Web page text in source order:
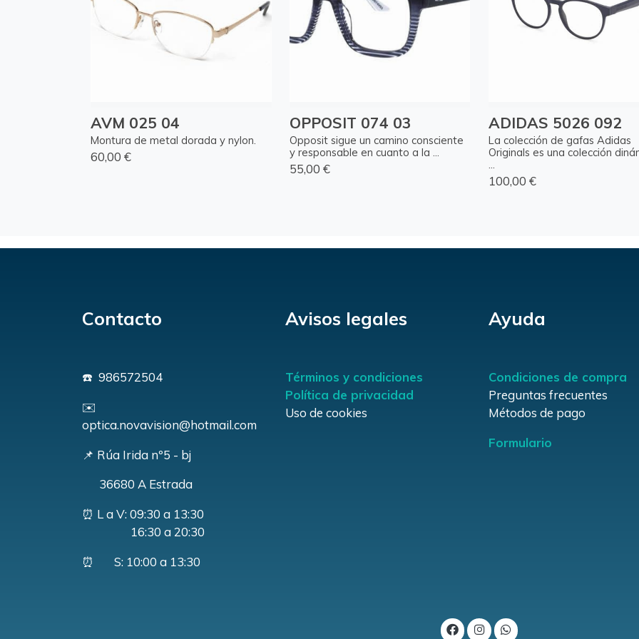
AVM 025 04
Montura de metal dorada y nylon.
60,00 €
OPPOSIT 074 03
Opposit sigue un camino consciente
y responsable en cuanto a la ...
55,00 €
ADIDAS 5026 092
La colección de gafas Adidas
Originals es una colección
...
100,00 €
Contacto
☎️ 986572504
✉️
optica.novavision@hotmail.com
📌 Rúa Irida nº5 - bj
36680 A Estrada
⏰ L a V: 09:30 a 13:30
16:30 a 20:30
⏰ S: 10:00 a 13:30
Avisos legales
Términos y condiciones
Política de privacidad
Uso de cookies
Ayuda
Condiciones de compra
Preguntas frecuentes
Métodos de pago
Formulario